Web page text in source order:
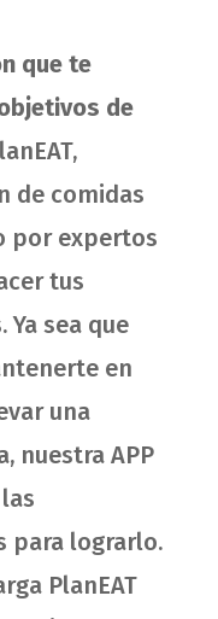
que te
de
de comidas
por expertos
tus
Ya sea que
en
una
nuestra APP
para lograrlo.
PlanEAT